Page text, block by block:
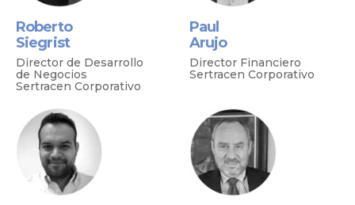
Roberto
Siegrist
Director de Desarrollo
de Negocios
Sertracen Corporativo
Paul
Arujo
Director Financiero
Sertracen Corporativo